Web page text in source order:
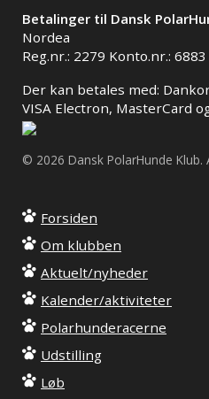
Betalinger til Dansk
Nordea
Reg.nr.: 2279 Konto.nr.: 6883
Der kan betales med:
VISA Electron, MasterCard
© 2026 Dansk PolarHunde Klub.
Forsiden
Om klubben
Aktuelt/nyheder
Kalender/aktiviteter
Polarhunderacerne
Udstilling
Løb